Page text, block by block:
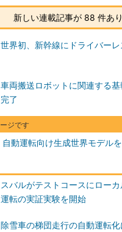
新しい連載記事が 88 件あ
世界初、新幹線にドライバー
車両搬送ロボットに関連する
完了
自動運転向け生成世界モデル
スバルがテストコースにロー
運転の実証実験を開始
除雪車の梯団走行の自動運転